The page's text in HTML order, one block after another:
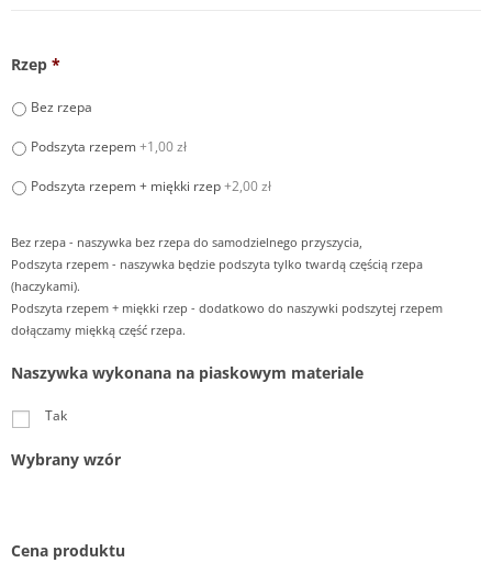
Rzep *
Bez rzepa
Podszyta rzepem+1,00 zł
Podszyta rzepem + miękki rzep+2,00 zł
Bez rzepa - naszywka bez rzepa do samodzielnego przyszycia,
Podszyta rzepem - naszywka będzie podszyta tylko twardą częścią rzepa
(haczykami).
Podszyta rzepem + miękki rzep - dodatkowo do naszywki podszytej rzepem
dołączamy miękką część rzepa.
Naszywka wykonana na piaskowym materiale
Tak
Wybrany wzór
Cena produktu